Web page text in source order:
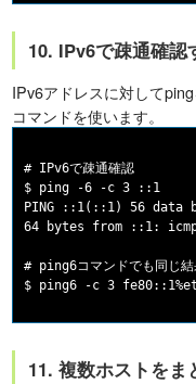
10. IPv6で疎通確認
IPv6アドレスに対して
コマンドを使います。
# IPv6で疎通確認
$ ping -6 -c 3 ::1
PING ::1(::1) 56 data
64 bytes from ::1:
# ping6コマンドでも同じ結
11. 複数ホストをま